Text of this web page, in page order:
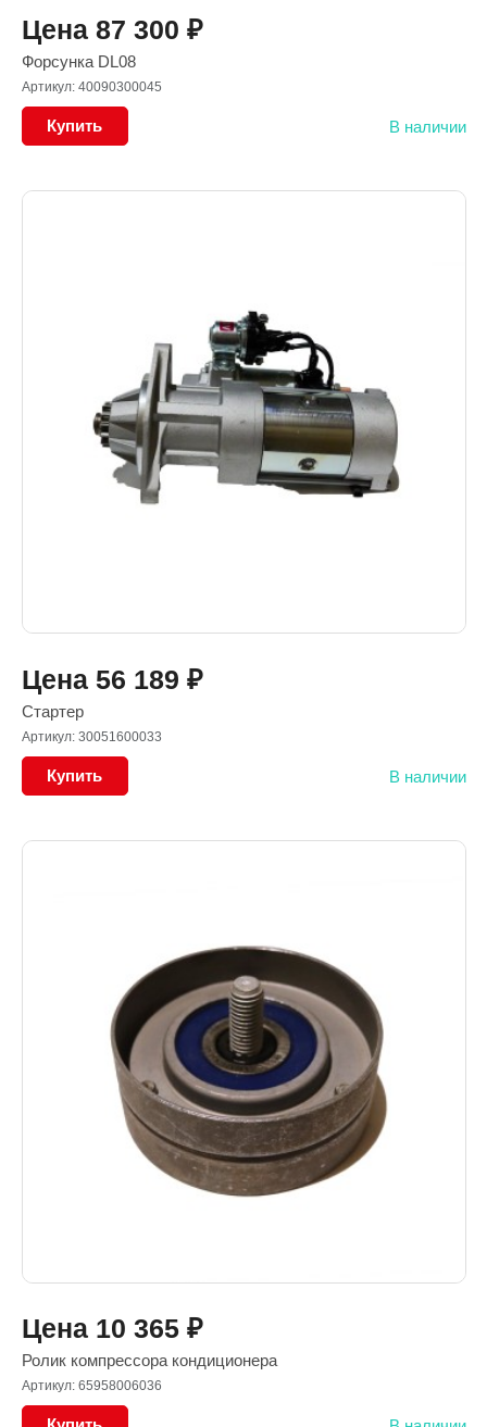
Цена 87 300 ₽
Форсунка DL08
Артикул: 40090300045
Купить В наличии
Цена 56 189 ₽
Стартер
Артикул: 30051600033
Купить В наличии
Цена 10 365 ₽
Ролик компрессора кондиционера
Артикул: 65958006036